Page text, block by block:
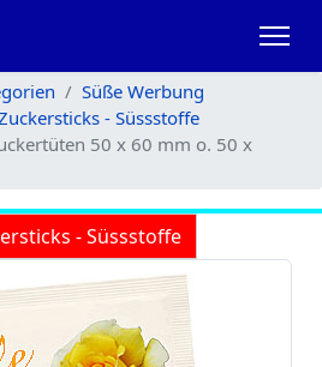
Süße Werbung
- Süssstoffe
50 x 60 mm o. 50 x
- Süssstoffe